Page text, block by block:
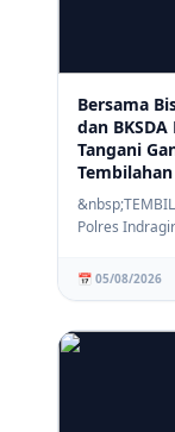
Bersama
dan
Tangani
Tembilahan
Polres
📅 05/08/2026